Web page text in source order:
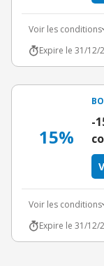
Voir les conditions
Expire le 31/12/
15%
-
Voir les conditions
Expire le 31/12/